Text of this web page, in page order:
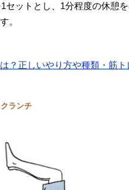
セットとし、1分程度の休憩
。
？正しいやり方や種類・筋ト
ランチ